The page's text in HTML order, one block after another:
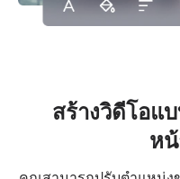
สร้างวิดีโอแ
ห